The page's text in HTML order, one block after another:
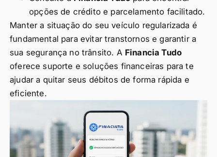
opções de crédito e parcelamento facilitado.
Manter a situação do seu veículo regularizada é
fundamental para evitar transtornos e garantir a
sua segurança no trânsito. A Financia Tudo
oferece suporte e soluções financeiras para te
ajudar a quitar seus débitos de forma rápida e
eficiente.